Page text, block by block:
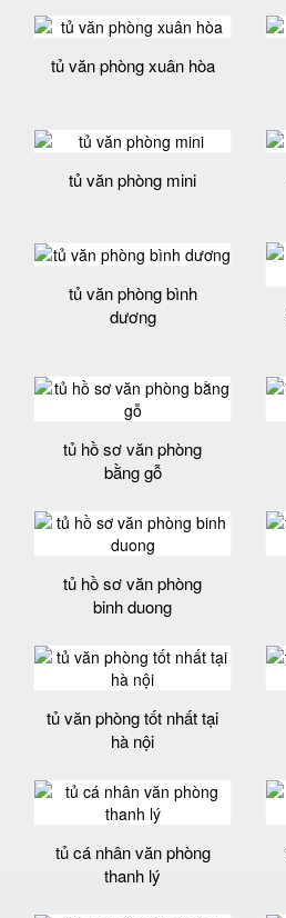
tủ văn phòng xuân hòa
tủ văn phòng mini
tủ văn phòng bình
dương
tủ hồ sơ văn phòng
bằng gỗ
tủ hồ sơ văn phòng
binh duong
tủ văn phòng tốt nhất tại
hà nội
tủ cá nhân văn phòng
thanh lý